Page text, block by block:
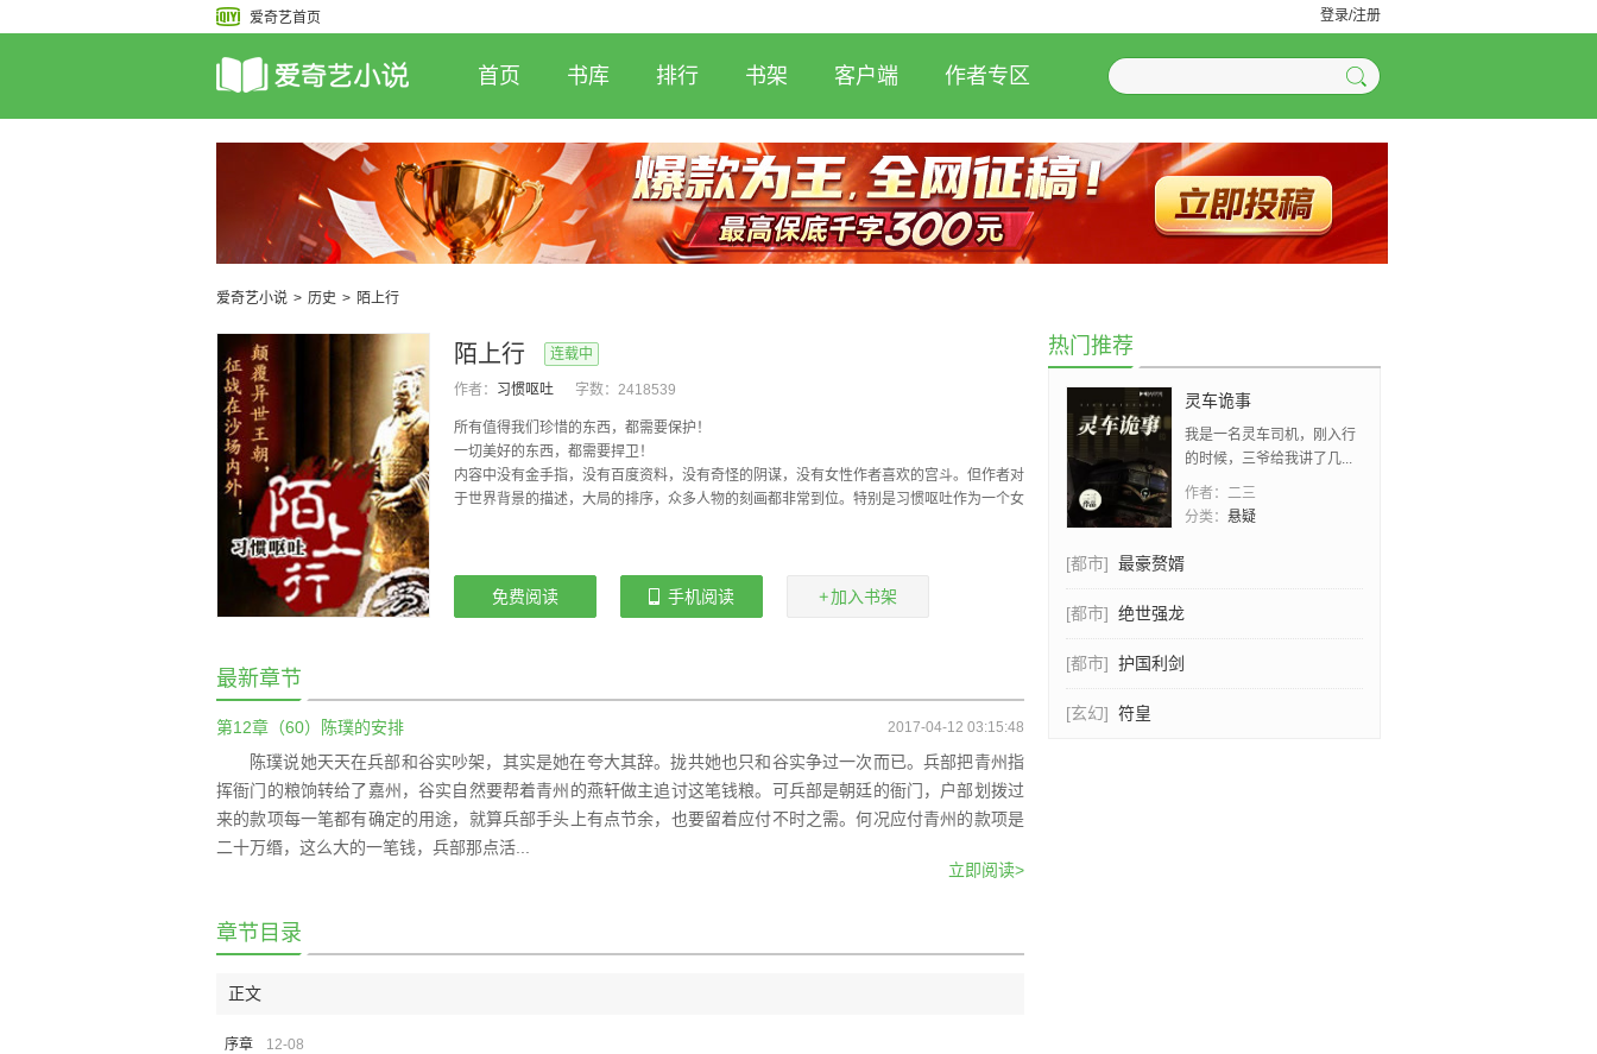
爱奇艺首页 登录/注册
首页 书库 排行 书架 客户端 作者专区
爱奇艺小说 > 历史 > 陌上行
陌上行 连载中
作者： 习惯呕吐 字数： 2418539
所有值得我们珍惜的东西，都需要保护！
一切美好的东西，都需要捍卫！
内容中没有金手指，没有百度资料，没有奇怪的阴谋，没有女性作者喜欢的宫斗。但作者对
于世界背景的描述，大局的排序，众多人物的刻画都非常到位。特别是习惯呕吐作为一个女
免费阅读 手机阅读 加入书架
最新章节
2017-04-12 03:15:48
第12章（60）陈璞的安排
陈璞说她天天在兵部和谷实吵架，其实是她在夸大其辞。拢共她也只和谷实争过一次而已。兵部把青州指
挥衙门的粮饷转给了嘉州，谷实自然要帮着青州的燕轩做主追讨这笔钱粮。可兵部是朝廷的衙门，户部划拨过
来的款项每一笔都有确定的用途，就算兵部手头上有点节余，也要留着应付不时之需。何况应付青州的款项是
二十万缗，这么大的一笔钱，兵部那点活...
立即阅读>
章节目录
正文
序章 12-08
热门推荐
灵车诡事
我是一名灵车司机，刚入行
的时候，三爷给我讲了几...
作者： 二三
分类： 悬疑
[都市] 最豪赘婿
[都市] 绝世强龙
[都市] 护国利剑
[玄幻] 符皇